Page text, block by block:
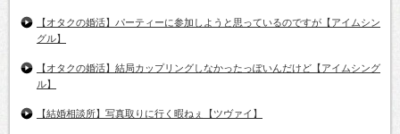
【オタクの婚活】パーティーに参加しようと思っているのですが【アイムシン
グル】
【オタクの婚活】結局カップリングしなかったっぽいんだけど【アイムシング
ル】
【結婚相談所】写真取りに行く暇ねぇ【ツヴァイ】